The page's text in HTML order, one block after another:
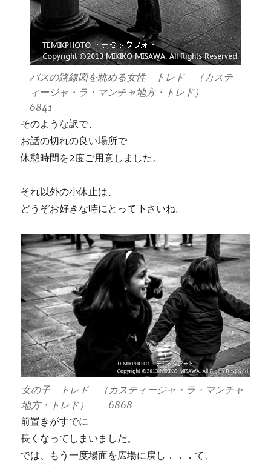
バスの路線図を眺める女性 トレド （カステ
ィージャ・ラ・マンチャ地方・トレド）
6841
そのような訳で、
お話の切れの良い場所で
休憩時間を2度ご用意しました。
それ以外の小休止は、
どうぞお好きな時にとって下さいね。
女の子 トレド （カスティージャ・ラ・マンチャ
地方・トレド） 6868
前置きがすでに
長くなってしまいました。
では、もう一度場面を広場に戻し．．．て、